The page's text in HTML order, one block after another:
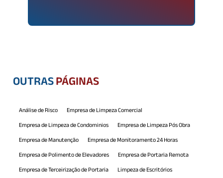
OUTRASPÁGINAS
Análise de Risco
Empresa de Limpeza Comercial
Empresa de Limpeza de Condominios
Empresa de Limpeza Pós Obra
Empresa de Manutenção
Empresa de Monitoramento 24 Horas
Empresa de Polimento de Elevadores
Empresa de Portaria Remota
Empresa de Terceirização de Portaria
Limpeza de Escritórios